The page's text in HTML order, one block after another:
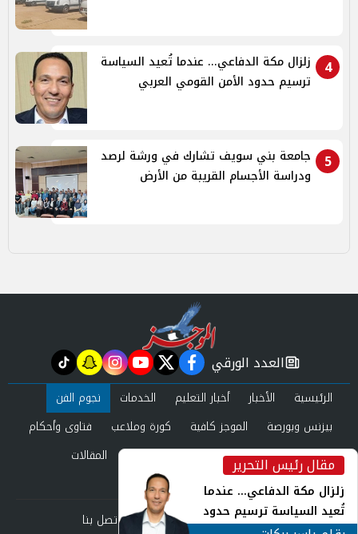
4
زلزال مكة الدفاعي... عندما تُعيد السياسة
ترسيم حدود الأمن القومي العربي
5
جامعة بني سويف تشارك في ورشة لرصد
ودراسة الأجسام القريبة من الأرض
مقال رئيس التحرير
زلزال مكة الدفاعي... عندما
تُعيد السياسة ترسيم حدود
newspaper
العدد الورقي facebook
twitter
youtube
instagram
snapchat
tiktok
الرئيسية الأخبار أخبار التعليم الخدمات
نجوم الفن
بيزنس وبورصة
الموجز كافية كورة وملاعب
فتاوى وأحكام
صحة وجمال
عرب وعالم حوادث ومحاكم
المقالات
العدد الورقي
من نحن
سياسة الخصوصية اتصل بنا